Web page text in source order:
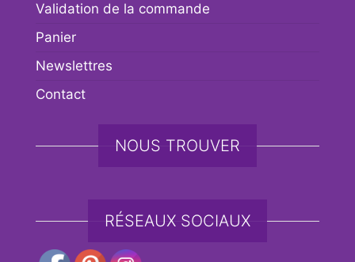
Validation de la commande
Panier
Newslettres
Contact
NOUS TROUVER
RÉSEAUX SOCIAUX